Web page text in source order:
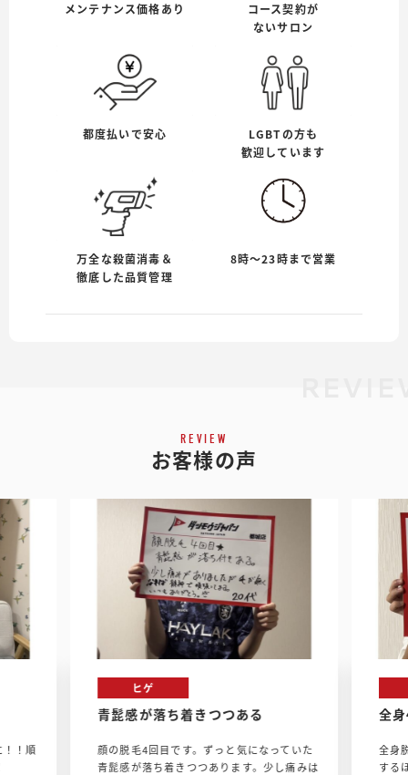
メンテナンス価格あり
コース契約が
ないサロン
都度払いで安心
LGBTの方も
歓迎しています
万全な殺菌消毒＆
徹底した品質管理
8時〜23時まで営業
REVIEW
お客様の声
！順
ヒゲ
青髭感が落ち着きつつある
顔の脱毛4回目です。ずっと気になっていた
青髭感が落ち着きつつあります。少し痛みは
全
全身
する